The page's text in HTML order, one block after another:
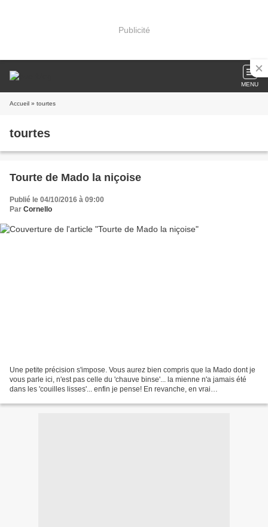
Publicité
MENU
Accueil » tourtes
tourtes
Tourte de Mado la niçoise
Publié le 04/10/2016 à 09:00
Par Cornello
Une petite précision s'impose. Vous aurez bien compris que la Mado dont je
vous parle ici, n'est pas celle du 'chauve binse'... la mienne n'a jamais été
dans les 'couilles lisses'... enfin je pense! En revanche, en vrai